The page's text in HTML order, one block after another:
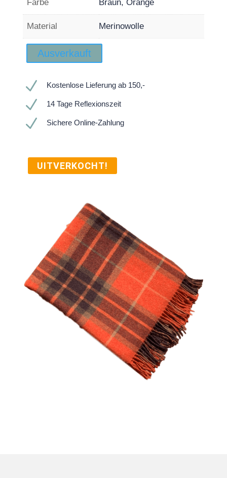
Farbe Braun, Orange
Material Merinowolle
Ausverkauft
N Kostenlose Lieferung ab 150,-
N 14 Tage Reflexionszeit
N Sichere Online-Zahlung
UITVERKOCHT!